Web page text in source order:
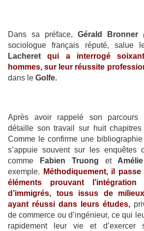
Dans sa préface, Gérald Bronner
sociologue français réputé, salue
Lacheretqui a interrogé
hommes, sur leur réussite
dans le Golfe.
Après avoir rappelé son parcours
détaille son travail sur huit
Comme le confirme une bibliographie
s’appuie souvent sur les enquêtes
comme
Fabien Truong et
exemple.
Méthodiquement, il
éléments prouvant
d’immigrés, tous issus de
ayant réussi dans leurs études,
de commerce ou d’ingénieur, ce qui
rapidement leur vie et